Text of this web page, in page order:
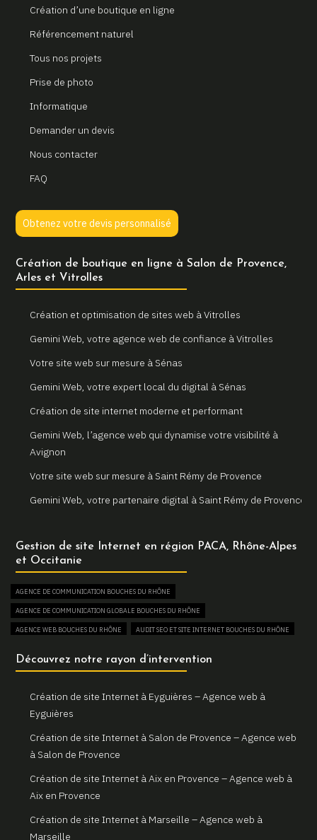
Création d’une boutique en ligne
Référencement naturel
Tous nos projets
Prise de photo
Informatique
Demander un devis
Nous contacter
FAQ
Obtenez votre devis personnalisé
Création de boutique en ligne à Salon de Provence,
Arles et Vitrolles
Création et optimisation de sites web à Vitrolles
Gemini Web, votre agence web de confiance à Vitrolles
Votre site web sur mesure à Sénas
Gemini Web, votre expert local du digital à Sénas
Création de site internet moderne et performant
Gemini Web, l’agence web qui dynamise votre visibilité à
Avignon
Votre site web sur mesure à Saint Rémy de Provence
Gemini Web, votre partenaire digital à Saint Rémy de Provence
Votre agence web locale Gemini Web à Arles
Création et refonte de sites internet à Martigues
Gemini Web, votre agence web à Martigues
Un site web sur mesure pour votre activité à Aix en Provence
Provence
Gestion de site Internet en région PACA, Rhône-Alpes
et Occitanie
AGENCE DE COMMUNICATION BOUCHES DU RHÔNE
AGENCE DE COMMUNICATION GLOBALE BOUCHES DU RHÔNE
AGENCE WEB BOUCHES DU RHÔNE AUDIT SEO ET SITE INTERNET BOUCHES DU RHÔNE
CRÉATEUR DE SITE WEB BOUCHES DU RHÔNE
CRÉATION DE SITE INTERNET BOUCHES DU RHÔNE
CRÉATION DE SITE INTERNET PAS CHER BOUCHES DU RHÔNE
Découvrez notre rayon d’intervention
Création de site Internet à Eyguières – Agence web à
Eyguières
Création de site Internet à Salon de Provence – Agence web
à Salon de Provence
Création de site Internet à Aix en Provence – Agence web à
Aix en Provence
Création de site Internet à Marseille – Agence web à
Marseille